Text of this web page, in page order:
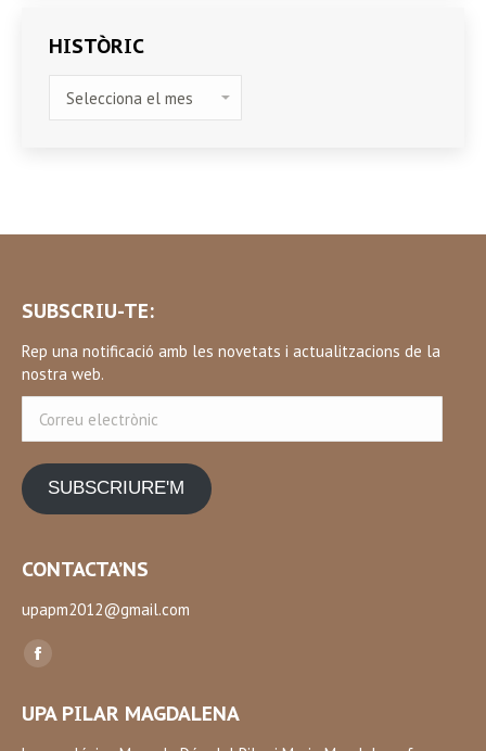
HISTÒRIC
SUBSCRIU-TE:
Rep una notificació amb les novetats i actualitzacions de la
nostra web.
electrònic
SUBSCRIURE'M
CONTACTA’NS
upapm2012@gmail.com
Find us on:
Facebook
opens
UPA PILAR MAGDALENA